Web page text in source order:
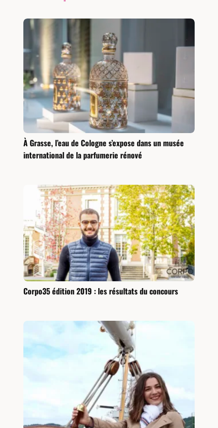
À Grasse, l’eau de Cologne s’expose dans un musée
international de la parfumerie rénové
Corpo35 édition 2019 : les résultats du concours